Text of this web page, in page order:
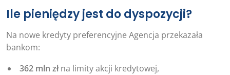
Ile pieniędzy jest do dyspozycji?
Na nowe kredyty preferencyjne Agencja przekazała
bankom:
362 mln złna limity akcji kredytowej,